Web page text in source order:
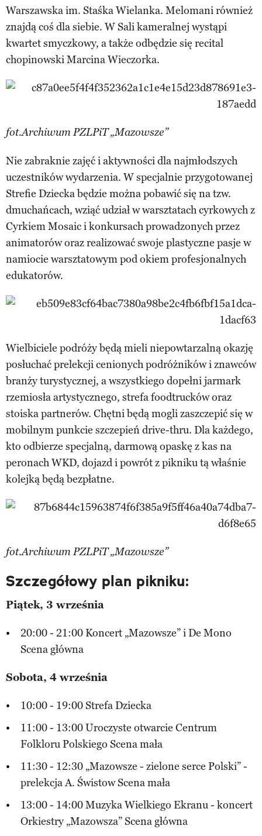
Warszawska im. Staśka Wielanka. Melomani również
znajdą coś dla siebie. W Sali kameralnej wystąpi
kwartet smyczkowy, a także odbędzie się recital
chopinowski Marcina Wieczorka.
fot.Archiwum PZLPiT „Mazowsze”
Nie zabraknie zajęć i aktywności dla najmłodszych
uczestników wydarzenia. W specjalnie przygotowanej
Strefie Dziecka będzie można pobawić się na tzw.
dmuchańcach, wziąć udział w warsztatach cyrkowych z
Cyrkiem Mosaic i konkursach prowadzonych przez
animatorów oraz realizować swoje plastyczne pasje w
namiocie warsztatowym pod okiem profesjonalnych
edukatorów.
Wielbiciele podróży będą mieli niepowtarzalną okazję
posłuchać prelekcji cenionych podróżników i znawców
branży turystycznej, a wszystkiego dopełni jarmark
rzemiosła artystycznego, strefa foodtrucków oraz
stoiska partnerów. Chętni będą mogli zaszczepić się w
mobilnym punkcie szczepień drive-thru. Dla każdego,
kto odbierze specjalną, darmową opaskę z kas na
peronach WKD, dojazd i powrót z pikniku tą właśnie
kolejką będą bezpłatne.
fot.Archiwum PZLPiT „Mazowsze”
Szczegółowy plan pikniku:
Piątek, 3 września
20:00 - 21:00 Koncert „Mazowsze” i De Mono
Scena główna
Sobota, 4 września
10:00 - 19:00 Strefa Dziecka
11:00 - 13:00 Uroczyste otwarcie Centrum
Folkloru Polskiego Scena mała
11:30 - 12:30 „Mazowsze - zielone serce Polski” -
prelekcja A. Świstow Scena mała
13:00 - 14:00 Muzyka Wielkiego Ekranu - koncert
Orkiestry „Mazowsza” Scena główna